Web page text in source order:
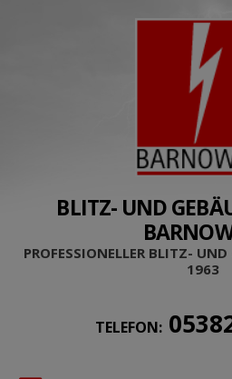
BLITZ- UND
PROFESSIONELLER BLITZ-
1963
TELEFON: